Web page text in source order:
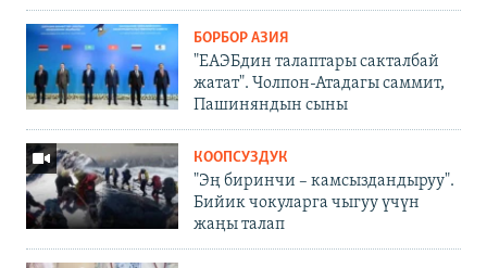
БОРБОР АЗИЯ
"ЕАЭБдин талаптары сакталбай
жатат". Чолпон-Атадагы саммит,
Пашиняндын сыны
КООПСУЗДУК
"Эң биринчи – камсыздандыруу".
Бийик чокуларга чыгуу үчүн
жаңы талап